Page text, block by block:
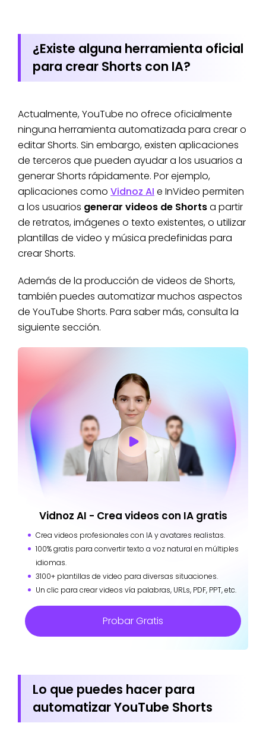
¿Existe alguna herramienta oficial
para crear Shorts con IA?
Actualmente, YouTube no ofrece oficialmente
ninguna herramienta automatizada para crear o
editar Shorts. Sin embargo, existen aplicaciones
de terceros que pueden ayudar a los usuarios a
generar Shorts rápidamente. Por ejemplo,
aplicaciones como Vidnoz AI e InVideo permiten
a los usuarios generar videos de Shortsa partir
de retratos, imágenes o texto existentes, o utilizar
plantillas de video y música predefinidas para
crear Shorts.
Además de la producción de videos de Shorts,
también puedes automatizar muchos aspectos
de YouTube Shorts. Para saber más, consulta la
siguiente sección.
Vidnoz AI - Crea videos con IA gratis
Crea videos profesionales con IA y avatares realistas.
100% gratis para convertir texto a voz natural en múltiples
idiomas.
3100+ plantillas de video para diversas situaciones.
Un clic para crear videos vía palabras, URLs, PDF, PPT, etc.
Probar Gratis
Lo que puedes hacer para
automatizar YouTube Shorts